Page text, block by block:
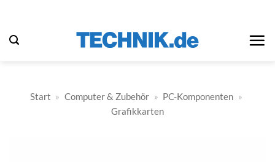
springen
Start » Computer & Zubehör » PC-Komponenten »
Grafikkarten